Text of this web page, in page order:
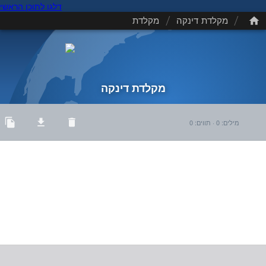
דלגו לתוכן הראשי
/ מקלדת דינקה / מקלדת
מקלדת דינקה
מילים:
0
· תווים:
0